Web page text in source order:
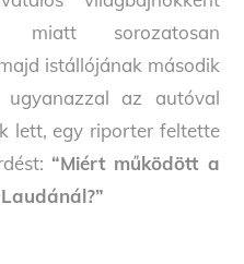
miatt sorozatosan
istállójának második
ugyanazzal az autóval
lett, egy riporter feltette
“Miért működött a